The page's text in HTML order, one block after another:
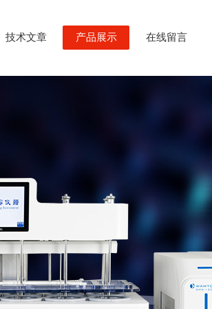
技术文章 产品展示 在线留言